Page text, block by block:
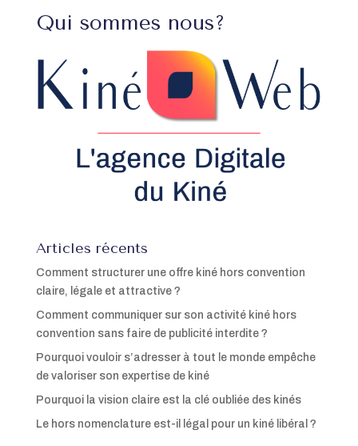
Qui sommes nous?
Articles récents
Comment structurer une offre kiné hors convention
claire, légale et attractive ?
Comment communiquer sur son activité kiné hors
convention sans faire de publicité interdite ?
Pourquoi vouloir s’adresser à tout le monde empêche
de valoriser son expertise de kiné
Pourquoi la vision claire est la clé oubliée des kinés
Le hors nomenclature est-il légal pour un kiné libéral ?